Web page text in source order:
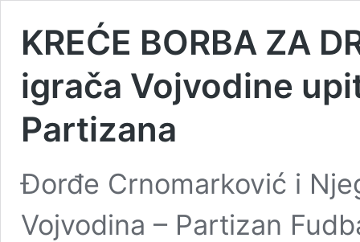
KREĆE BORBA ZA
igrača Vojvodine
Partizana
Đorđe Crnomarković i
Vojvodina – Partizan